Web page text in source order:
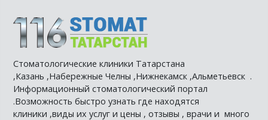
Стоматологические клиники Татарстана
,Казань ,Набережные Челны ,Нижнекамск ,Альметьевск .
Информационный стоматологический портал
.Возможность быстро узнать где находятся
клиники ,виды их услуг и цены , отзывы , врачи и много